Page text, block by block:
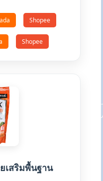
Shopee
Shopee
เสริมพื้นฐาน